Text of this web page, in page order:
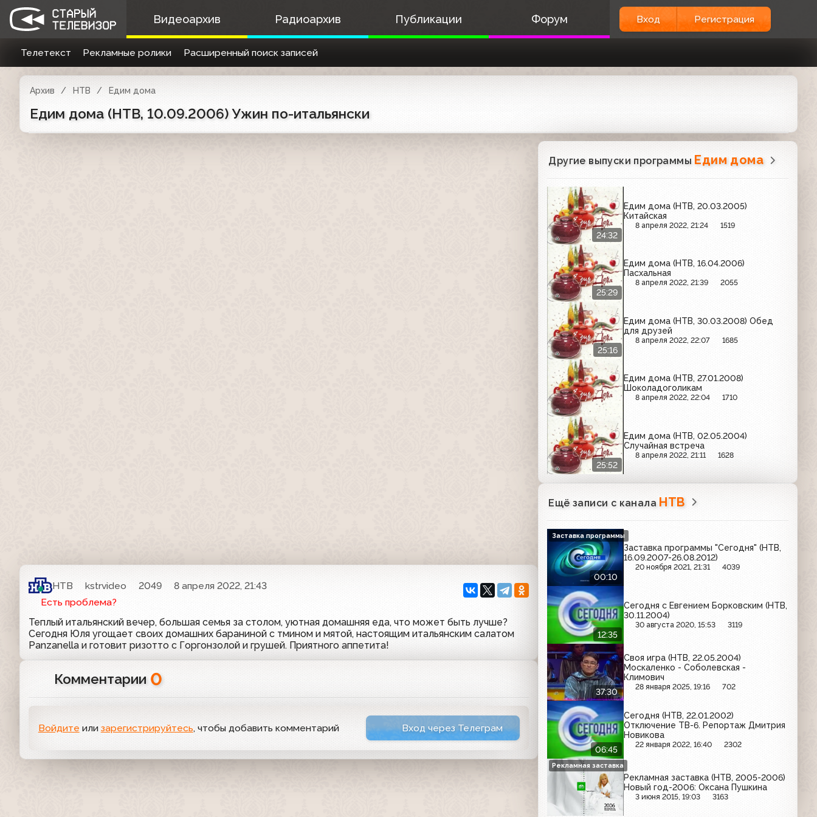
Видеоархив Радиоархив Публикации Форум Вход Регистрация
Телетекст Рекламные ролики Расширенный поиск записей
Архив НТВ Едим дома
Едим дома (НТВ, 10.09.2006) Ужин по-итальянски
НТВ kstrvideo 2049
8 апреля 2022, 21:43
Есть проблема?
Теплый итальянский вечер, большая семья за столом, уютная домашняя еда, что может быть лучше?
Сегодня Юля угощает своих домашних бараниной с тмином и мятой, настоящим итальянским салатом
Panzanella и готовит ризотто с Горгонзолой и грушей. Приятного аппетита!
Комментарии 0
Войдите или зарегистрируйтесь, чтобы добавить комментарий Вход через Телеграм
Другие выпуски программы Едим дома
24:32
Едим дома (НТВ, 20.03.2005)
Китайская
8 апреля 2022, 21:24 1519
25:29
Едим дома (НТВ, 16.04.2006)
Пасхальная
8 апреля 2022, 21:39 2055
25:16
Едим дома (НТВ, 30.03.2008) Обед
для друзей
8 апреля 2022, 22:07 1685
Едим дома (НТВ, 27.01.2008)
Шоколадоголикам
8 апреля 2022, 22:04 1710
25:52
Едим дома (НТВ, 02.05.2004)
Случайная встреча
8 апреля 2022, 21:11 1628
Ещё записи с канала НТВ
00:10
Заставка программы "Сегодня" (НТВ,
16.09.2007-26.08.2012)
20 ноября 2021, 21:31 4039
Заставка программы
12:35
Сегодня с Евгением Борковским (НТВ,
30.11.2004)
30 августа 2020, 15:53 3119
37:30
Своя игра (НТВ, 22.05.2004)
Москаленко - Соболевская -
Климович
28 января 2025, 19:16 702
06:45
Сегодня (НТВ, 22.01.2002)
Отключение ТВ-6. Репортаж Дмитрия
Новикова
22 января 2022, 16:40 2302
Рекламная заставка (НТВ, 2005-2006)
Новый год-2006: Оксана Пушкина
3 июня 2015, 19:03 3163
Рекламная заставка